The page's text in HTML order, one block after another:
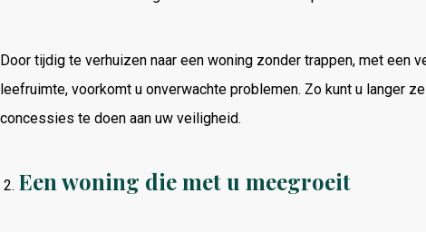
Door tijdig te verhuizen naar een woning zonder trappen, met een
leefruimte, voorkomt u onverwachte problemen. Zo kunt u langer
concessies te doen aan uw veiligheid.
Een woning die met u meegroeit